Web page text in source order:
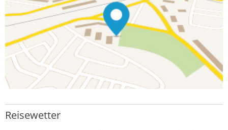
Reisewetter